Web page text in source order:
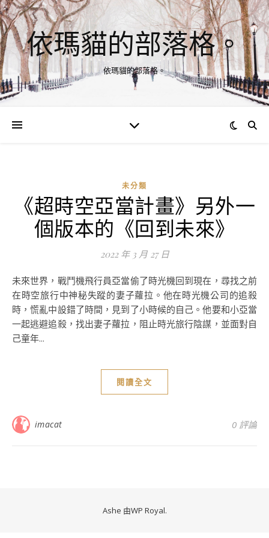
依瑪貓的部落格。
依瑪貓的部落格。
未分類
《超時空亞當計畫》另外一
個版本的《回到未來》
2022 年 3 月 27 日
未來世界，戰鬥機飛行員亞當偷了時光機回到現在，尋找之前
在時空旅行中神秘失蹤的妻子蘿拉。他在時光機公司的追殺
時，慌亂中設錯了時間，見到了小時候的自己。他要和小亞當
一起逃避追殺，找出妻子蘿拉，阻止時光旅行陰謀，並面對自
己童年...
閱讀全文
imacat 0 評論
Ashe 由WP Royal.